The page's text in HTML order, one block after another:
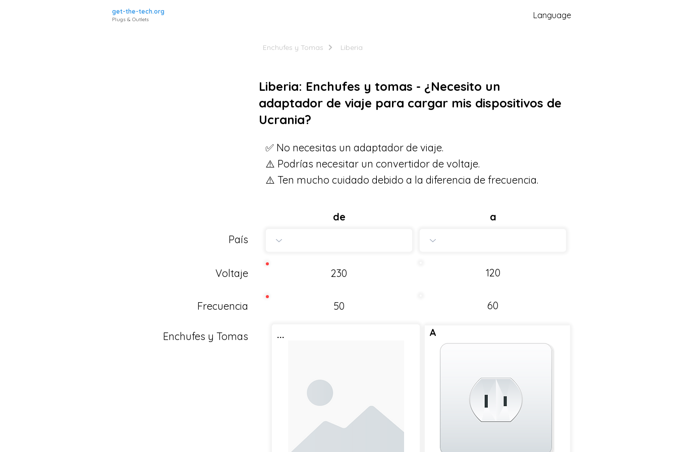
get-the-tech.org
Plugs & Outlets Language
Enchufes y Tomas Liberia
Liberia: Enchufes y tomas - ¿Necesito un
adaptador de viaje para cargar mis dispositivos de
Ucrania?
✅ No necesitas un adaptador de viaje.
⚠️ Podrías necesitar un convertidor de voltaje.
⚠️ Ten mucho cuidado debido a la diferencia de frecuencia.
País
de a
Voltaje 230 120
Frecuencia 50 60
Enchufes y Tomas A
...